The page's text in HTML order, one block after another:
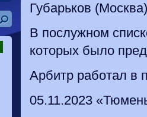
Губарьков
В послужном
которых было
Арбитр работал в
05.11.2023